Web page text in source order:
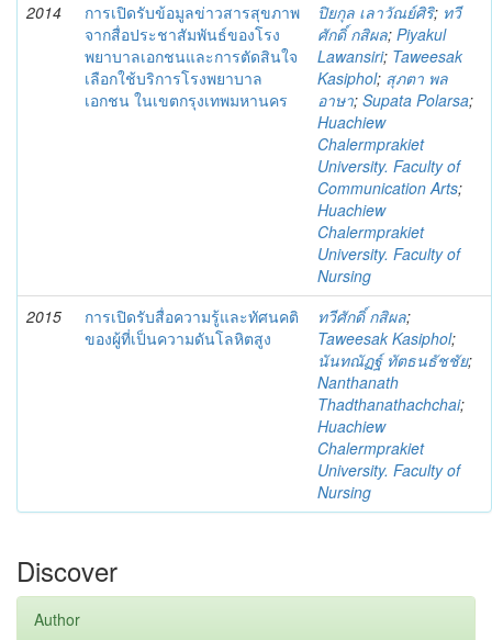
2014
การเปิดรับข้อมูลข่าวสารสุขภาพ
จากสื่อประชาสัมพันธ์ของโรง
พยาบาลเอกชนและการตัดสินใจ
เลือกใช้บริการโรงพยาบาล
เอกชน ในเขตกรุงเทพมหานคร
ปิยกุล เลาวัณย์ศิริ; ทวี
ศักดิ์ กสิผล; Piyakul
Lawansiri; Taweesak
Kasiphol; สุภตา พล
อาษา; Supata Polarsa;
Huachiew
Chalermprakiet
University. Faculty of
Communication Arts;
Huachiew
Chalermprakiet
University. Faculty of
Nursing
2015
การเปิดรับสื่อความรู้และทัศนคติ
ของผู้ที่เป็นความดันโลหิตสูง
ทวีศักดิ์ กสิผล;
Taweesak Kasiphol;
นันทณัฏฐ์ ทัตธนธัชชัย;
Nanthanath
Thadthanathachchai;
Huachiew
Chalermprakiet
University. Faculty of
Nursing
Discover
Author